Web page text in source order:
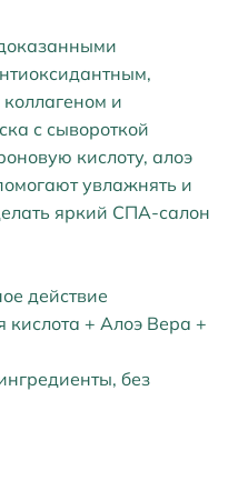
и
с сывороткой
кислоту, алоэ
увлажнять и
яркий СПА-салон
действие
кислота + Алоэ Вера +
без